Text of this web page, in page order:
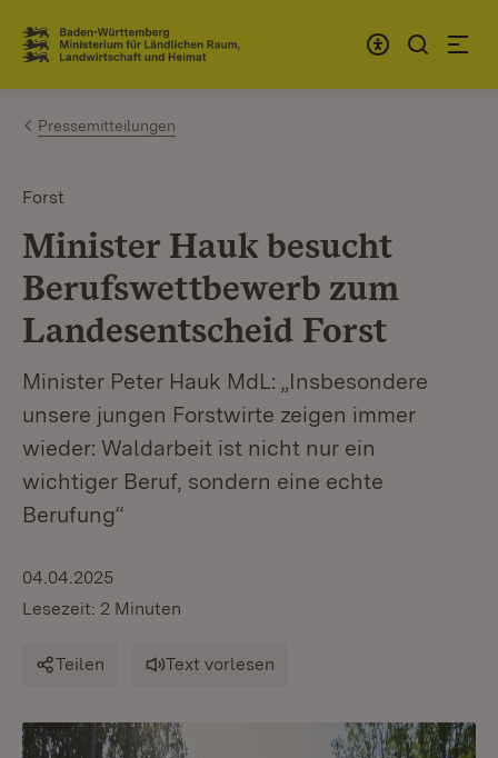
Zum Inhalt springen
Link zur Startseite
Pressemitteilungen
Forst
Minister Hauk besucht
Berufswettbewerb zum
Landesentscheid Forst
Minister Peter Hauk MdL: „Insbesondere
unsere jungen Forstwirte zeigen immer
wieder: Waldarbeit ist nicht nur ein
wichtiger Beruf, sondern eine echte
Berufung“
04.04.2025
Lesezeit: 2 Minuten
Teilen Text vorlesen